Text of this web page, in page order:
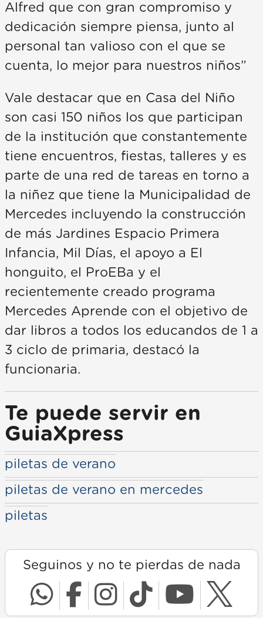
Alfred que con gran compromiso y
dedicación siempre piensa, junto al
personal tan valioso con el que se
cuenta, lo mejor para nuestros niños”
Vale destacar que en Casa del Niño
son casi 150 niños los que participan
de la institución que constantemente
tiene encuentros, fiestas, talleres y es
parte de una red de tareas en torno a
la niñez que tiene la Municipalidad de
Mercedes incluyendo la construcción
de más Jardines Espacio Primera
Infancia, Mil Días, el apoyo a El
honguito, el ProEBa y el
recientemente creado programa
Mercedes Aprende con el objetivo de
dar libros a todos los educandos de 1 a
3 ciclo de primaria, destacó la
funcionaria.
Te puede servir en
GuiaXpress
piletas de verano
piletas de verano en mercedes
piletas
Seguinos y no te pierdas de nada